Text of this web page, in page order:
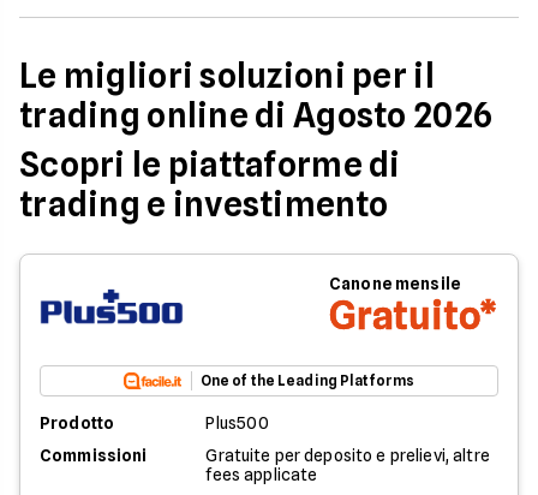
Le migliori soluzioni per il
trading online di Agosto 2026
Scopri le piattaforme di
trading e investimento
Canone mensile
Gratuito*
One of the Leading Platforms
Prodotto
Plus500
Commissioni
Gratuite per deposito e prelievi, altre
fees applicate